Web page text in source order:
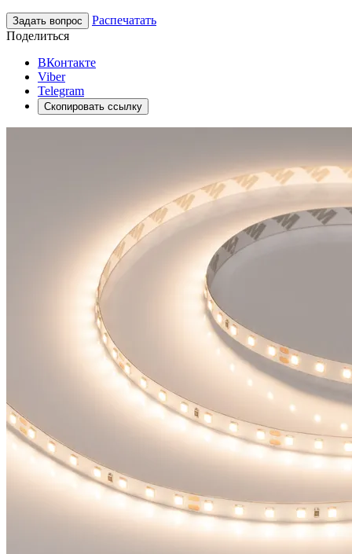
Задать вопрос
Распечатать
Поделиться
ВКонтакте
Viber
Telegram
Скопировать ссылку